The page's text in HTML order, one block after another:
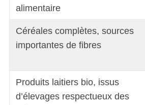
alimentaire
Céréales complètes, sources
importantes de fibres
Produits laitiers bio, issus
d’élevages respectueux des